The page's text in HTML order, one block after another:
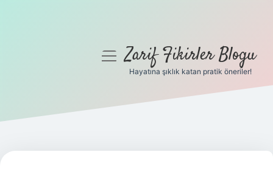
Gizlilik Politikası
Yasal Uyarı
menüyüZarif Fikirler Blogu
Hayatına şıklık katan pratik öneriler!